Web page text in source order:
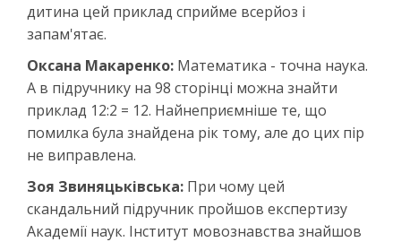
дитина цей приклад сприйме всерйоз і
запам'ятає.
Оксана Макаренко: Математика - точна наука.
А в підручнику на 98 сторінці можна знайти
приклад 12:2 = 12. Найнеприємніше те, що
помилка була знайдена рік тому, але до цих пір
не виправлена.
Зоя Звиняцьківська: При чому цей
скандальний підручник пройшов експертизу
Академії наук. Інститут мовознавства знайшов